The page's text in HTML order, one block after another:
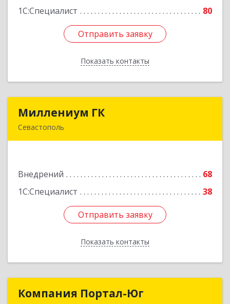
1С:Специалист
80
Отправить заявку
Показать контакты
Отправить заявку
Назад
Миллениум ГК
Севастополь
Внедрений
68
1С:Специалист
38
Отправить заявку
Показать контакты
Подробнее
Отправить заявку
Назад
Компания Портал-ЮгКомпания Портал-Юг